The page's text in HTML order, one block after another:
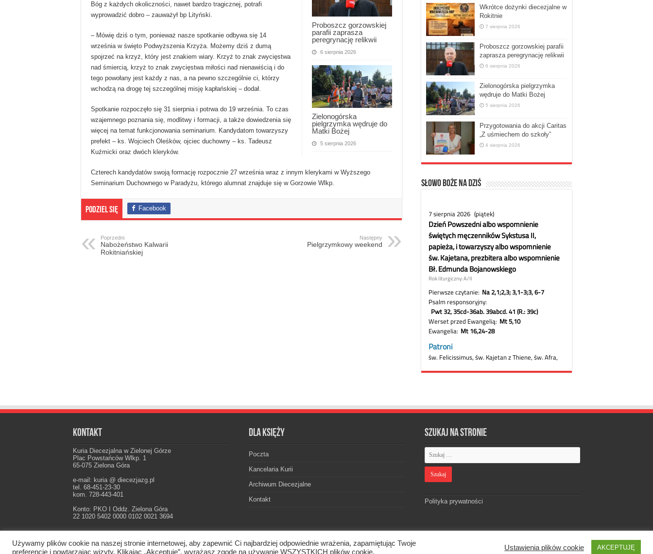
Proboszcz gorzowskiej
parafii zaprasza
peregrynację relikwii
6 sierpnia 2026
Zielonogórska
pielgrzymka wędruje do
Matki Bożej
5 sierpnia 2026
Bóg z każdych okoliczności, nawet bardzo tragicznej, potrafi
wyprowadzić dobro – zauważył bp Lityński.
– Mówię dziś o tym, ponieważ nasze spotkanie odbywa się 14
września w święto Podwyższenia Krzyża. Możemy dziś z dumą
spojrzeć na krzyż, który jest znakiem wiary. Krzyż to znak zwycięstwa
nad śmiercią, krzyż to znak zwycięstwa miłości nad nienawiścią i do
tego powołany jest każdy z nas, a na pewno szczególnie ci, którzy
wchodzą na drogę tej szczególnej misję kapłańskiej – dodał.
Spotkanie rozpoczęło się 31 sierpnia i potrwa do 19 września. To czas
wzajemnego poznania się, modlitwy i formacji, a także dowiedzenia się
więcej na temat funkcjonowania seminarium. Kandydatom towarzyszy
prefekt – ks. Wojciech Oleśków, ojciec duchowny – ks. Tadeusz
Kuźmicki oraz dwóch kleryków.
Czterech kandydatów swoją formację rozpocznie 27 września wraz z innym klerykami w Wyższego
Seminarium Duchownego w Paradyżu, którego alumnat znajduje się w Gorzowie Wlkp.
Podziel się Facebook
Poprzedni
Nabożeństwo Kalwarii
Rokitniańskiej
Następny
Pielgrzymkowy weekend
Wkrótce dożynki diecezjalne w
Rokitnie
7 sierpnia 2026
Proboszcz gorzowskiej parafii
zaprasza peregrynację relikwii
6 sierpnia 2026
Zielonogórska pielgrzymka
wędruje do Matki Bożej
5 sierpnia 2026
Przygotowania do akcji Caritas
„Z uśmiechem do szkoły”
4 sierpnia 2026
Słowo Boże na dziś
Kontakt
Kuria Diecezjalna w Zielonej Górze
Plac Powstańców Wlkp. 1
65-075 Zielona Góra
e-mail: kuria @ diecezjazg.pl
tel. 68-451-23-30
kom. 728-443-401
Konto: PKO I Oddz. Zielona Góra
22 1020 5402 0000 0102 0021 3694
Dla księży
Poczta
Kancelaria Kurii
Archiwum Diecezjalne
Kontakt
Szukaj na stronie
Polityka prywatności
Designed byWebdawid
Oficjalna strona Diecezji Zielonogórsko-Gorzowskiej. © 2026. Wszelkie prawa zastrzeżone.
Używamy plików cookie na naszej stronie internetowej, aby zapewnić Ci najbardziej odpowiednie wrażenia, zapamiętując Twoje
preferencje i powtarzając wizyty. Klikając „Akceptuję”, wyrażasz zgodę na używanie WSZYSTKICH plików cookie.
Ustawienia plików cookie AKCEPTUJĘ